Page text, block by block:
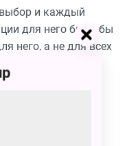
и каждый
для него было бы
него, а не для всех
внимание! Это
но это факт.